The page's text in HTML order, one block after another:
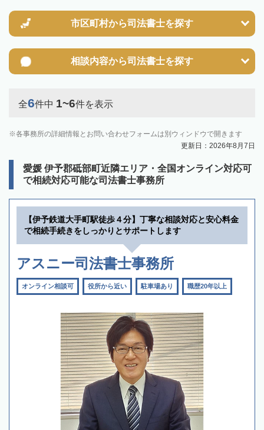
市区町村から司法書士を探す
相談内容から司法書士を探す
全6件中 1~6件を表示
各事務所の詳細情報とお問い合わせフォームは別ウィンドウで開きます
更新日：2026年8月7日
愛媛 伊予郡砥部町近隣エリア・全国オンライン対応可
で相続対応可能な司法書士事務所
【伊予鉄道大手町駅徒歩４分】丁寧な相談対応と安心料金
で相続手続きをしっかりとサポートします
アスニー司法書士事務所
オンライン相談可 役所から近い 駐車場あり 職歴20年以上